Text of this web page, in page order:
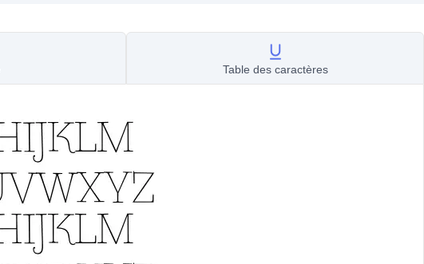
Table des caractères